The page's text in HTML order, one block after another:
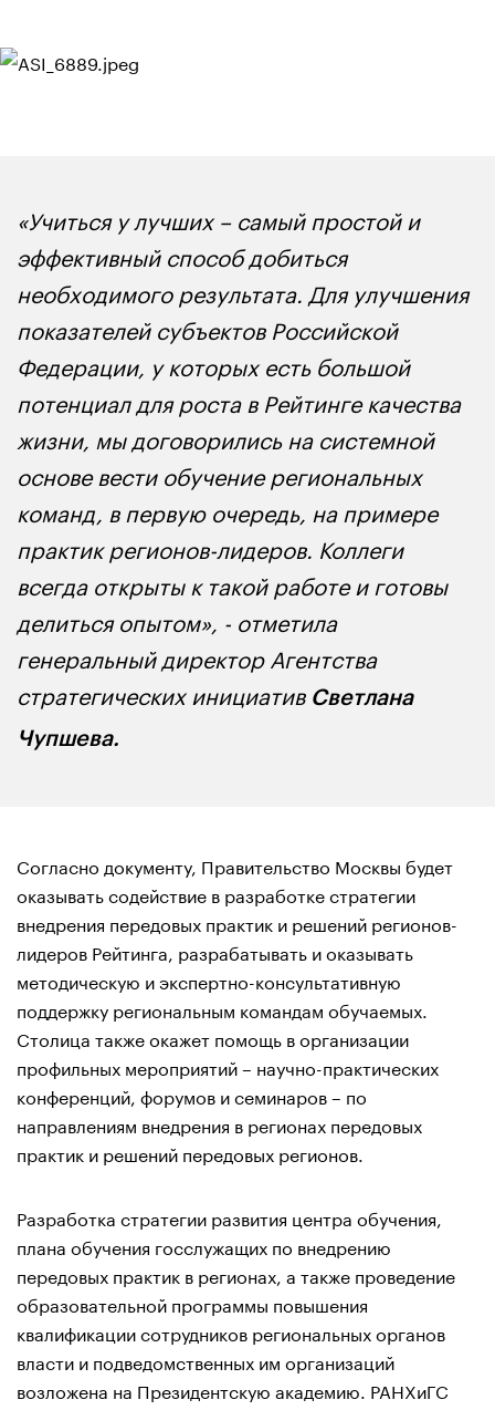
«Учиться у лучших – самый простой и
эффективный способ добиться
необходимого результата. Для улучшения
показателей субъектов Российской
Федерации, у которых есть большой
потенциал для роста в Рейтинге качества
жизни, мы договорились на системной
основе вести обучение региональных
команд, в первую очередь, на примере
практик регионов-лидеров. Коллеги
всегда открыты к такой работе и готовы
делиться опытом», - отметила
генеральный директор Агентства
стратегических инициатив Светлана
Чупшева.
Согласно документу, Правительство Москвы будет
оказывать содействие в разработке стратегии
внедрения передовых практик и решений регионов-
лидеров Рейтинга, разрабатывать и оказывать
методическую и экспертно-консультативную
поддержку региональным командам обучаемых.
Столица также окажет помощь в организации
профильных мероприятий – научно-практических
конференций, форумов и семинаров – по
направлениям внедрения в регионах передовых
практик и решений передовых регионов.
Разработка стратегии развития центра обучения,
плана обучения госслужащих по внедрению
передовых практик в регионах, а также проведение
образовательной программы повышения
квалификации сотрудников региональных органов
власти и подведомственных им организаций
возложена на Президентскую академию. РАНХиГС